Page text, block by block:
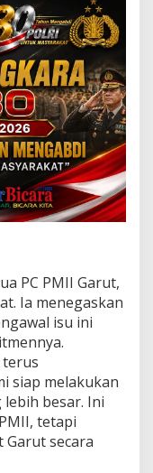
PC PMII Garut,
Ia menegaskan
isu ini
terus
siap melakukan
besar. Ini
tetapi
secara